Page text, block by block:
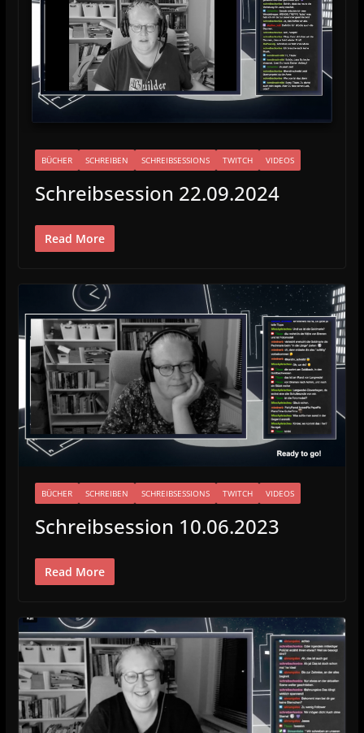
BÜCHER SCHREIBEN SCHREIBSESSIONS TWITCH VIDEOS
Schreibsession 22.09.2024
Read More
BÜCHER SCHREIBEN SCHREIBSESSIONS TWITCH VIDEOS
Schreibsession 10.06.2023
Read More